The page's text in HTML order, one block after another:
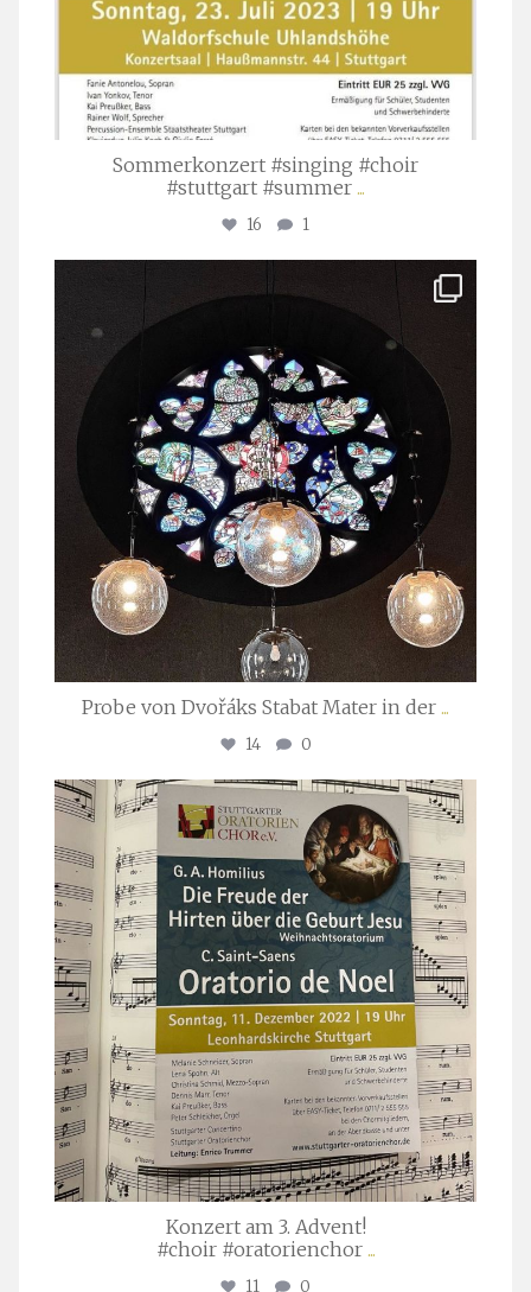
Sommerkonzert #singing #choir
#stuttgart #summer ...
16 1
Apr. 1
Probe von Dvořáks Stabat Mater in der ...
14 0
stuttgarter_oratorienchor
Nov. 29
Konzert am 3. Advent!
#choir #oratorienchor ...
11 0